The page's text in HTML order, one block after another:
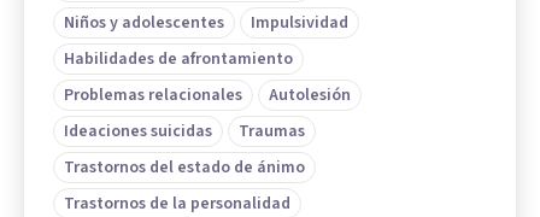
Niños y adolescentes
Impulsividad
Habilidades de afrontamiento
Problemas relacionales
Autolesión
Ideaciones suicidas
Traumas
Trastornos del estado de ánimo
Trastornos de la personalidad